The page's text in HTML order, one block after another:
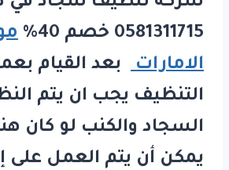
0581311715 خصم 40%
الامارات بعد القيام
التنظيف يجب ان يتم
السجاد والكنب لو كان
يمكن أن يتم العمل على